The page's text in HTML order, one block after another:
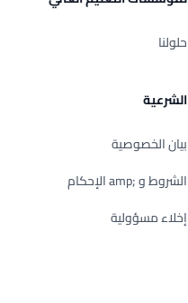
حلولنا
الشرعية
بيان الخصوصية
الشروط و ;amp الإحكام
إخلاء مسؤولية